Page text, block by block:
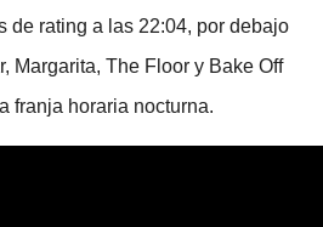
de rating a las 22:04, por debajo
Margarita, The Floor y Bake Off
franja horaria nocturna.